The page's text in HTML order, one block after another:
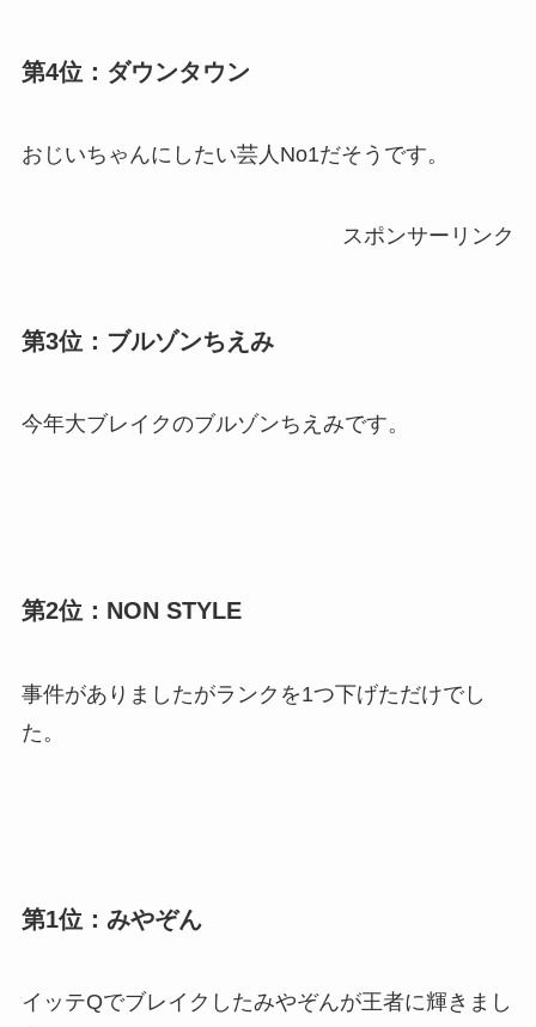
第4位：ダウンタウン
おじいちゃんにしたい芸人No1だそうです。
スポンサーリンク
第3位：ブルゾンちえみ
今年大ブレイクのブルゾンちえみです。
第2位：NON STYLE
事件がありましたがランクを1つ下げただけでし
た。
第1位：みやぞん
イッテQでブレイクしたみやぞんが王者に輝きまし